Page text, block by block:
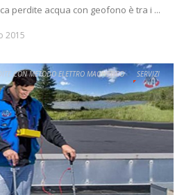
perdite acqua con geofono è tra i ...
2015
CON METODO ELETTRO MAGNETICO SERVIZI